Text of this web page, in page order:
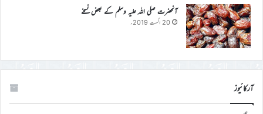
آنحضرت صلی اللہ علیہ وسلم کے بعض نسخے
20 اگست 2019ء
آرکائیوز